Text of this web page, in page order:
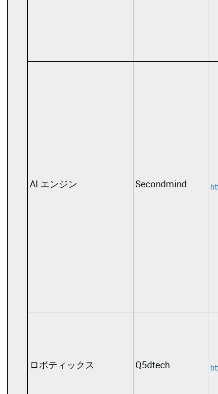
AI エンジン Secondmind
ロボティックス Q5dtech